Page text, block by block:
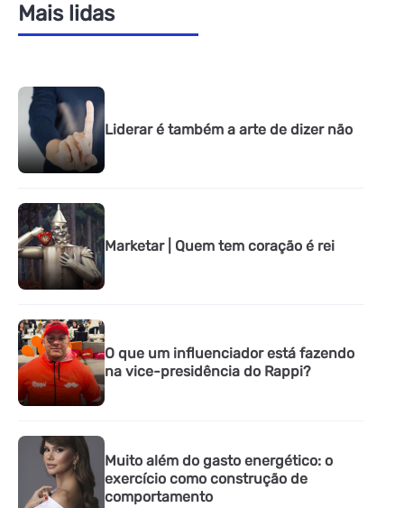
Mais lidas
Liderar é também a arte de dizer não
Marketar | Quem tem coração é rei
O que um influenciador está fazendo
na vice-presidência do Rappi?
Muito além do gasto energético: o
exercício como construção de
comportamento